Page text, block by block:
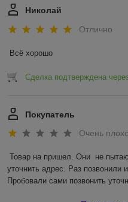
Николай
Отлично
Всё хорошо
Сделка подтверждена
Покупатель
Очень плохо
Товар на пришел. Они  не
уточнить адрес. Раз позвонили
Пробовали сами позвонить